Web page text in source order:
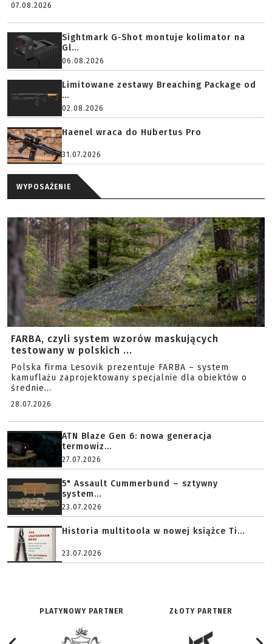
07.08.2026
Sightmark G-Shot montuje kolimator na
Gl...
06.08.2026
Limitowane zestawy Breaching Package od
...
02.08.2026
Haenel wraca do Hubertus Pro
31.07.2026
WYPOSAŻENIE
FARBA, czyli system wzorów maskujących
testowany w polskich ...
Polska firma Lesovik prezentuje FARBA – system
kamuflażu zaprojektowany specjalnie dla obiektów o
średnie...
28.07.2026
ATN Blaze Gen 6: nowa generacja
termowiz...
27.07.2026
5" Assault Cummerbund – sztywny
system...
23.07.2026
Historia multitoola w nowej książce Ti...
23.07.2026
PLATYNOWY PARTNER ZŁOTY PARTNER